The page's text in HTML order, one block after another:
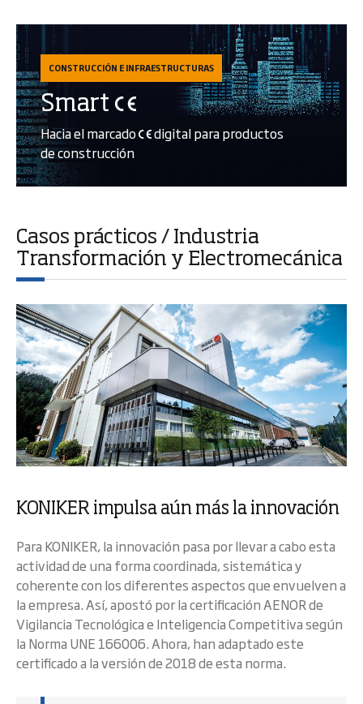
CONSTRUCCIÓN E INFRAESTRUCTURAS
Smart
Hacia el marcado
digital para productos
de construcción
Casos prácticos / Industria
Transformación y Electromecánica
KONIKER impulsa aún más la innovación
Para KONIKER, la innovación pasa por llevar a cabo esta
actividad de una forma coordinada, sistemática y
coherente con los diferentes aspectos que envuelven a
la empresa. Así, apostó por la certificación AENOR de
Vigilancia Tecnológica e Inteligencia Competitiva según
la Norma UNE 166006. Ahora, han adaptado este
certificado a la versión de 2018 de esta norma.